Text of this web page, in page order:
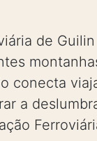
de
conecta
a